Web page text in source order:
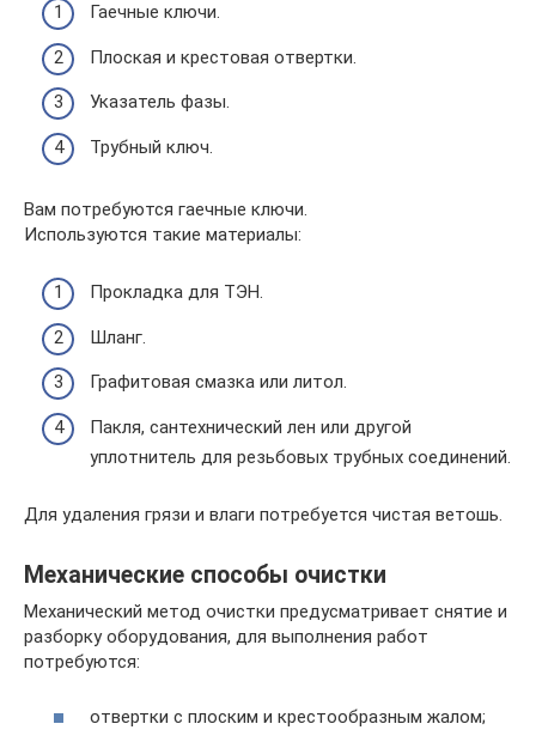
Гаечные ключи.
Плоская и крестовая отвертки.
Указатель фазы.
Трубный ключ.
Вам потребуются гаечные ключи.
Используются такие материалы:
Прокладка для ТЭН.
Шланг.
Графитовая смазка или литол.
Пакля, сантехнический лен или другой
уплотнитель для резьбовых трубных соединений.
Для удаления грязи и влаги потребуется чистая ветошь.
Механические способы очистки
Механический метод очистки предусматривает снятие и
разборку оборудования, для выполнения работ
потребуются:
отвертки с плоским и крестообразным жалом;